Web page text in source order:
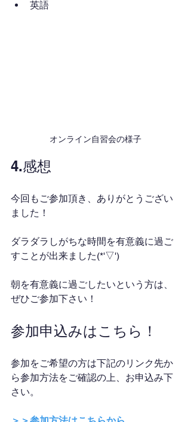
英語
オンライン自習会の様子
4.感想
今回もご参加頂き、ありがとうござい
ました！
ダラダラしがちな時間を有意義に過ご
すことが出来ました(*'▽')
朝を有意義に過ごしたいという方は、
ぜひご参加下さい！
参加申込みはこちら！
参加をご希望の方は下記のリンク先か
ら参加方法をご確認の上、お申込み下
さい。